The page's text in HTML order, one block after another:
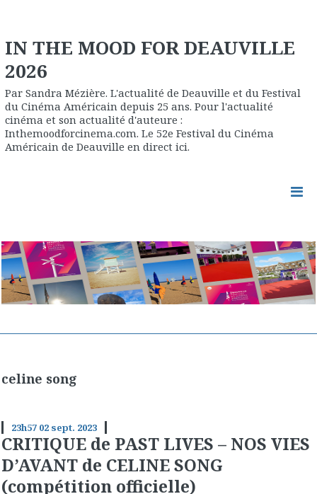
IN THE MOOD FOR DEAUVILLE
2026
Par Sandra Mézière. L'actualité de Deauville et du Festival
du Cinéma Américain depuis 25 ans. Pour l'actualité
cinéma et son actualité d'auteure :
Inthemoodforcinema.com. Le 52e Festival du Cinéma
Américain de Deauville en direct ici.
celine song
23h57 02 sept. 2023
CRITIQUE de PAST LIVES – NOS VIES
D’AVANT de CELINE SONG
(compétition officielle)